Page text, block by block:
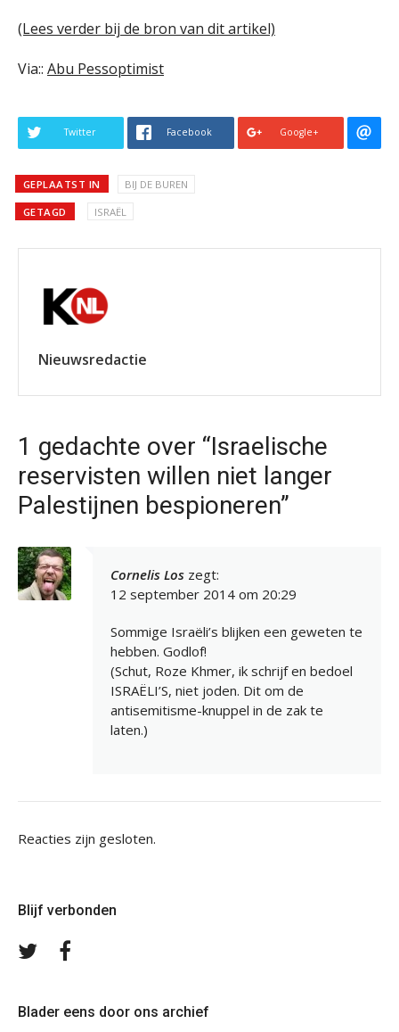
(Lees verder bij de bron van dit artikel)
Via:: Abu Pessoptimist
Twitter Facebook Google+
GEPLAATST IN BIJ DE BUREN
GETAGD ISRAËL
Nieuwsredactie
1 gedachte over “Israelische
reservisten willen niet langer
Palestijnen bespioneren”
Cornelis Los zegt:
12 september 2014 om 20:29
Sommige Israëli’s blijken een geweten te
hebben. Godlof!
(Schut, Roze Khmer, ik schrijf en bedoel
ISRAËLI’S, niet joden. Dit om de
antisemitisme-knuppel in de zak te
laten.)
Reacties zijn gesloten.
Blijf verbonden
Volg
Blader eens door ons archief